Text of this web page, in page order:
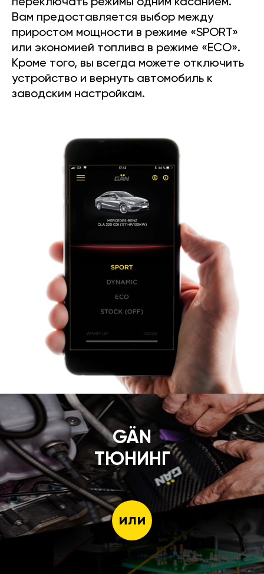
переключать режимы одним касанием.
Вам предоставляется выбор между
приростом мощности в режиме «SPORT»
или экономией топлива в режиме «ECO».
Кроме того, вы всегда можете отключить
устройство и вернуть автомобиль к
заводским настройкам.
GÄN
ТЮНИНГ
или